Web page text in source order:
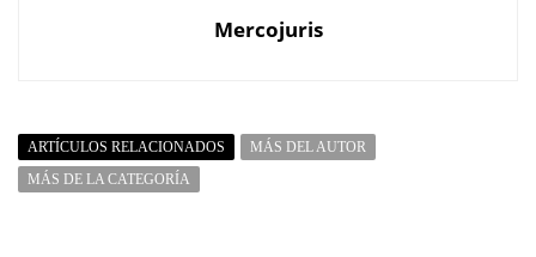
Mercojuris
ARTÍCULOS RELACIONADOS
MÁS DEL AUTOR
MÁS DE LA CATEGORÍA